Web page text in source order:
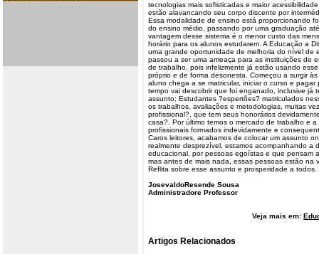
tecnologias mais sofisticadas e maior
estão alavancando seu corpo discente por
Essa modalidade de ensino está proporcionando
do ensino médio, passando por uma graduação
vantagem desse sistema é o menor custo das
horário para os alunos estudarem. A Educação a
uma grande oportunidade de melhoria do nível de
passou a ser uma ameaça para as instituições de
de trabalho, pois infelizmente já estão usando
próprio e de forma desonesta. Começou a surgir
aluno chega a se matricular, iniciar o curso e
tempo vai descobrir que foi enganado, inclusive já
assunto; Estudantes ?espertões? matriculados
os trabalhos, avaliações e metodologias, muitas
profissional?, que tem seus honorários
casa?. Por último temos o mercado de trabalho e
profissionais formados indevidamente e
Caros leitores, acabamos de colocar um assunto
realmente desprezível, estamos acompanhando a
educacional, por pessoas egoístas e que pensam
mas antes de mais nada, essas pessoas estão na
Reflita sobre esse assunto e prosperidade a todos.
JosevaldoResende Sousa
Administradore Professor
Veja mais em:
Artigos Relacionados